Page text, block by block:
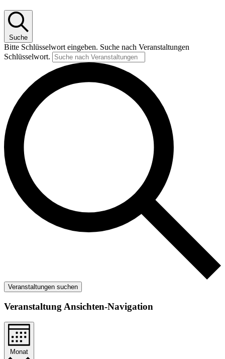
Suche
Bitte Schlüsselwort eingeben. Suche nach Veranstaltungen
Schlüsselwort.
Veranstaltungen suchen
Veranstaltung Ansichten-Navigation
Monat